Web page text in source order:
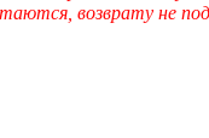
возврату не